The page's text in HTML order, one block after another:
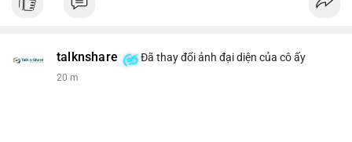
talknshare Đã thay đổi ảnh đại diện của cô ấy
20 m